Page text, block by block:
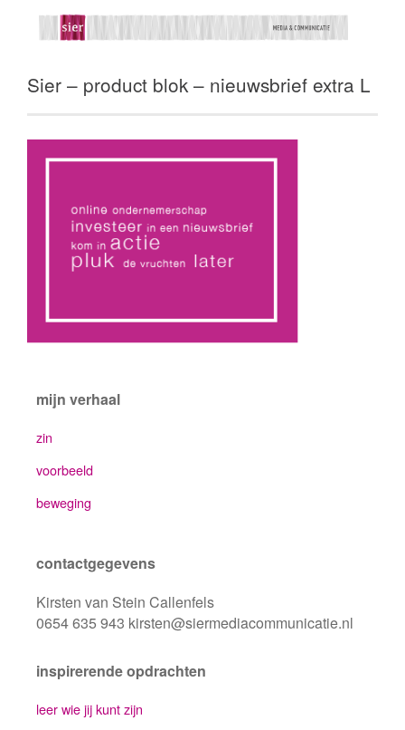
Sier – product blok – nieuwsbrief extra L
mijn verhaal
zin
voorbeeld
beweging
contactgegevens
Kirsten van Stein Callenfels
0654 635 943 kirsten@siermediacommunicatie.nl
inspirerende opdrachten
leer wie jij kunt zijn